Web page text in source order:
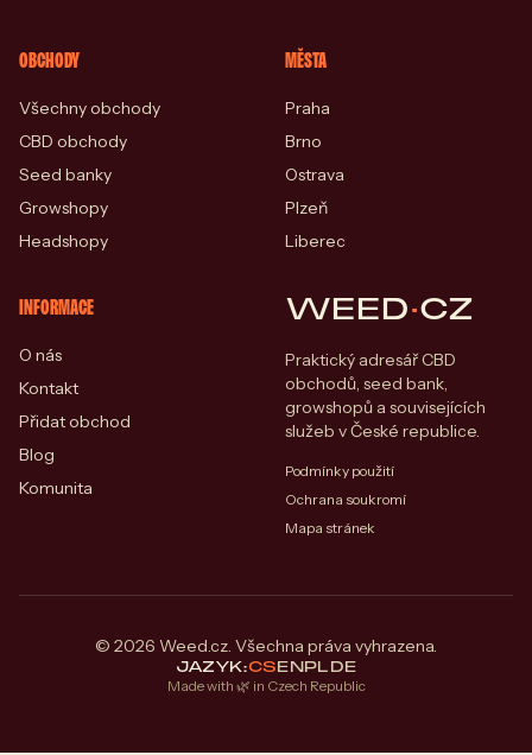
OBCHODY
Všechny obchody
CBD obchody
Seed banky
Growshopy
Headshopy
MĚSTA
Praha
Brno
Ostrava
Plzeň
Liberec
INFORMACE
O nás
Kontakt
Přidat obchod
Blog
Komunita
WEED·CZ
Praktický adresář CBD
obchodů, seed bank,
growshopů a souvisejících
služeb v České republice.
Podmínky použití
Ochrana soukromí
Mapa stránek
© 2026 Weed.cz. Všechna práva vyhrazena.
JAZYK:CSENPLDE
Made with 🌿 in Czech Republic